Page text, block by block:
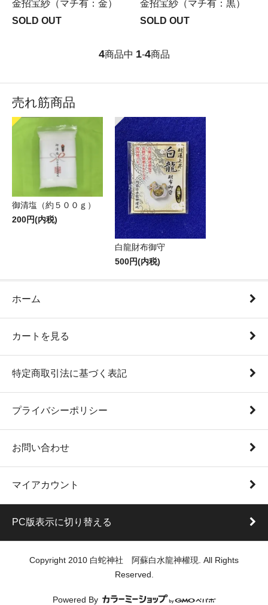
金招宝紗（マチ有：金）
SOLD OUT
金招宝紗（マチ有：黒）
SOLD OUT
4商品中 1-4商品
売れ筋商品
御清塩（約５００ｇ）
200円(内税)
白龍財布御守
500円(内税)
ホーム
カートを見る
特定商取引法に基づく表記
プライバシーポリシー
お問い合わせ
マイアカウント
PC版表示に切り替える
Copyright 2010 白蛇神社 阿蘇白水龍神權現. All Rights
Reserved.
Powered By